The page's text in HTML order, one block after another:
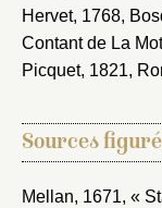
Hervet, 1768,
Contant de La
Picquet, 1821,
Sources
Mellan, 1671, «